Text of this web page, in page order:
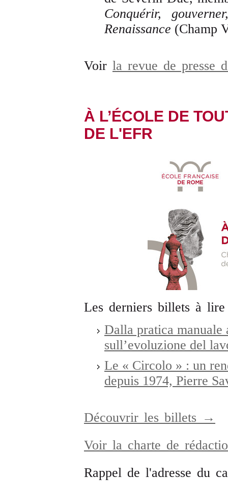
Conquérir,
Renaissance (Champ
Voir la revue de presse
À L’ÉCOLE DE
DE L'EFR
Les derniers billets à
Dalla pratica
sull’evoluzione del
Le « Circolo » : un
depuis 1974, Pierre
Découvrir les billets →
Voir la charte de
Rappel de l'adresse du